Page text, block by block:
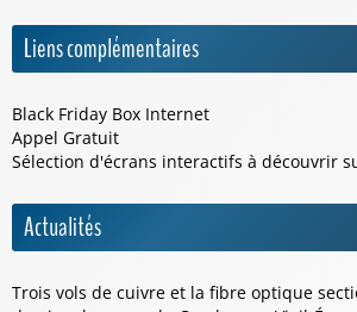
Liens complémentaires
Black Friday Box Internet
Appel Gratuit
Sélection d'écrans interactifs à découvrir
Actualités
Trois vols de cuivre et la fibre optique